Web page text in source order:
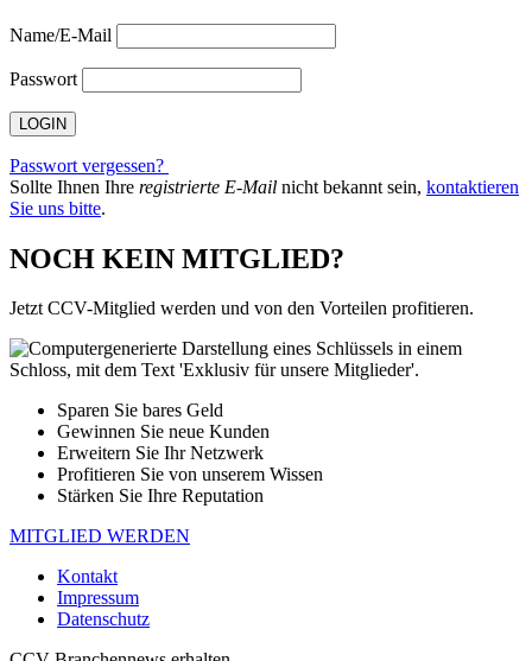
Name/E-Mail
Passwort
Passwort vergessen?
Sollte Ihnen Ihre registrierte E-Mail nicht bekannt sein, kontaktieren
Sie uns bitte.
NOCH KEIN MITGLIED?
Jetzt CCV-Mitglied werden und von den Vorteilen profitieren.
Sparen Sie bares Geld
Gewinnen Sie neue Kunden
Erweitern Sie Ihr Netzwerk
Profitieren Sie von unserem Wissen
Stärken Sie Ihre Reputation
MITGLIED WERDEN
Kontakt
Impressum
Datenschutz